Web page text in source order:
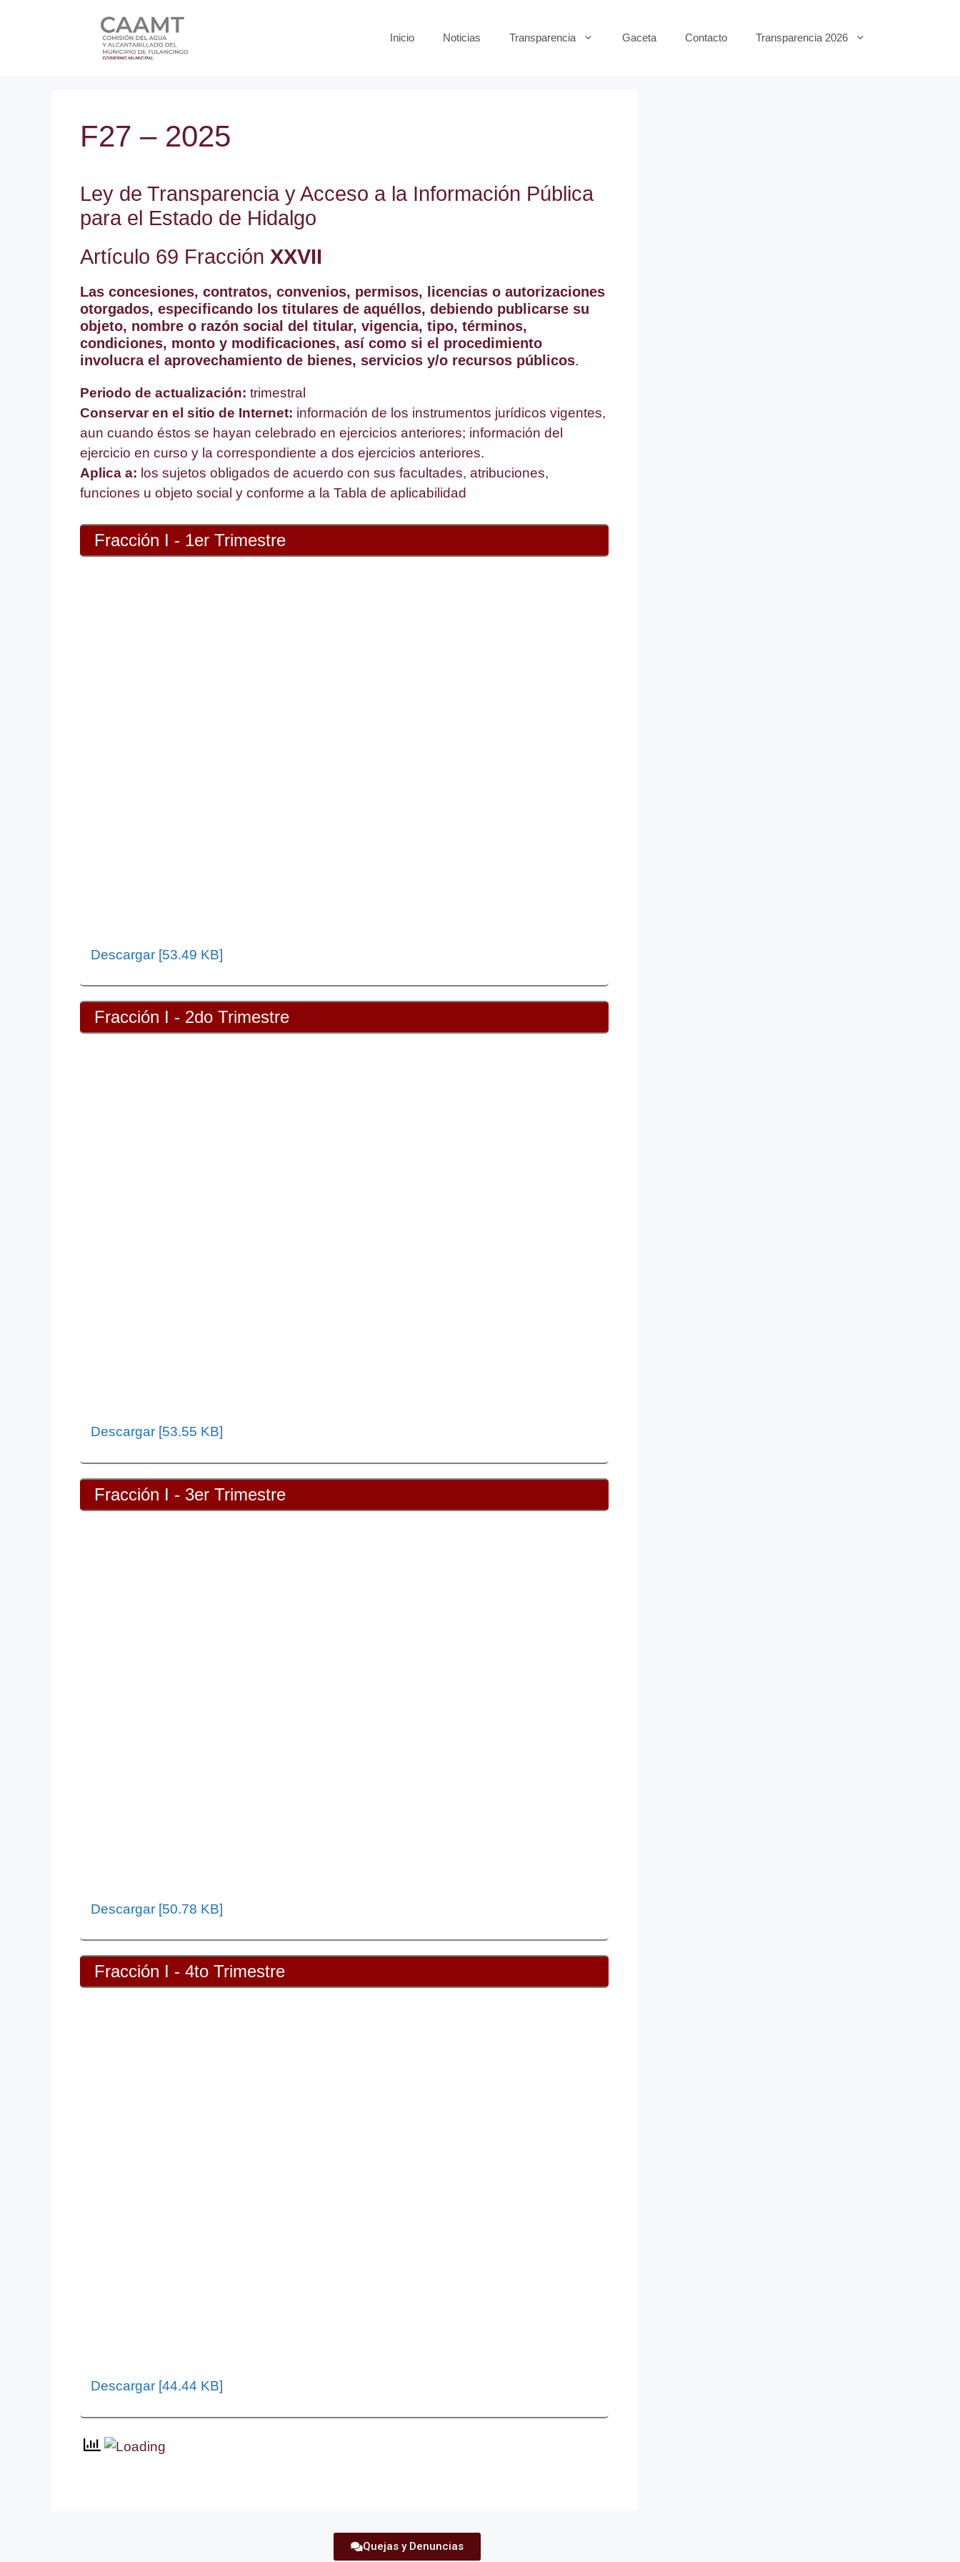
Inicio Noticias Transparencia Gaceta Contacto Transparencia 2026
F27 – 2025
Ley de Transparencia y Acceso a la Información Pública
para el Estado de Hidalgo
Artículo 69 Fracción XXVII
Las concesiones, contratos, convenios, permisos, licencias o autorizaciones
otorgados, especificando los titulares de aquéllos, debiendo publicarse su
objeto, nombre o razón social del titular, vigencia, tipo, términos,
condiciones, monto y modificaciones, así como si el procedimiento
involucra el aprovechamiento de bienes, servicios y/o recursos públicos.
Periodo de actualización: trimestral
Conservar en el sitio de Internet: información de los instrumentos jurídicos vigentes,
aun cuando éstos se hayan celebrado en ejercicios anteriores; información del
ejercicio en curso y la correspondiente a dos ejercicios anteriores.
Aplica a: los sujetos obligados de acuerdo con sus facultades, atribuciones,
funciones u objeto social y conforme a la Tabla de aplicabilidad
Fracción I - 1er Trimestre
Descargar [53.49 KB]
Fracción I - 2do Trimestre
Descargar [53.55 KB]
Fracción I - 3er Trimestre
Descargar [50.78 KB]
Fracción I - 4to Trimestre
Descargar [44.44 KB]
Quejas y Denuncias